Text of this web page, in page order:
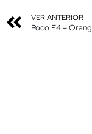
VER ANTERIOR